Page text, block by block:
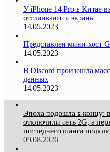
У iPhone 14 Pro в Китае
отслаиваются экраны
14.05.2023
Представлен мини-хост
14.05.2023
В Discord произошла
данных
14.05.2023
Эпоха подошла к концу:
отключили сеть 2G, а
последнего шанса
09.08.2026